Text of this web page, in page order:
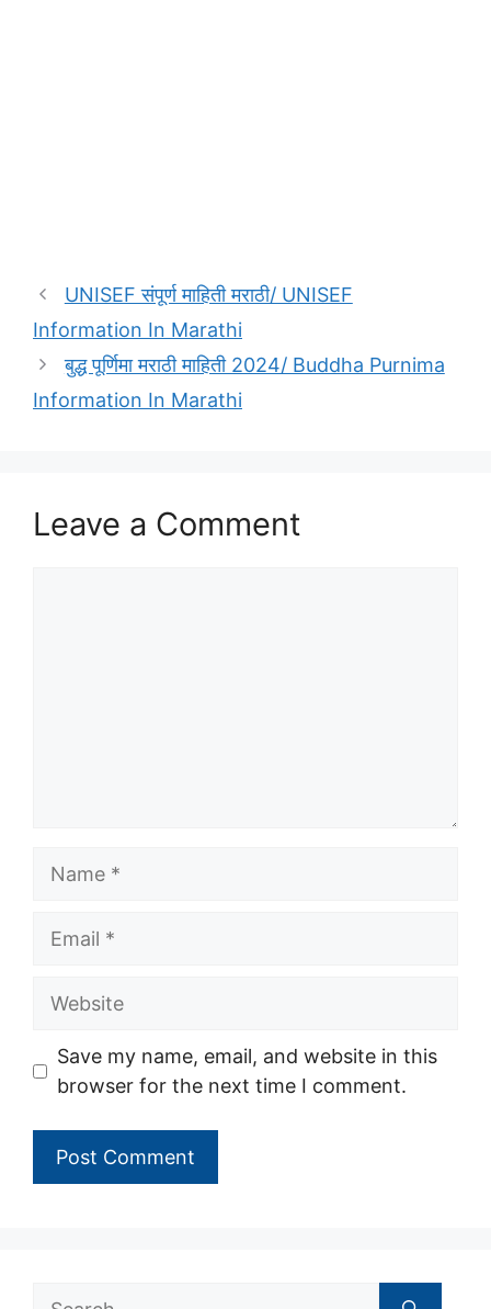
UNISEF संपूर्ण माहिती मराठी/ UNISEF
Information In Marathi
बुद्ध पूर्णिमा मराठी माहिती 2024/ Buddha Purnima
Information In Marathi
Leave a Comment
Website
Save my name, email, and website in this
browser for the next time I comment.
Search